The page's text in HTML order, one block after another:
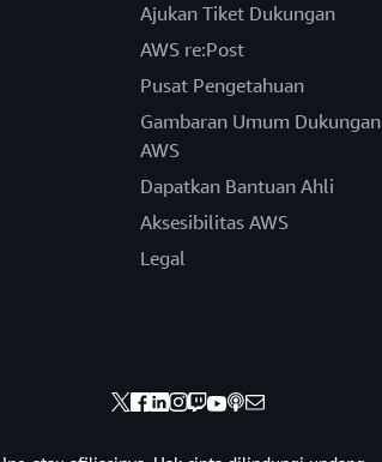
Ajukan Tiket Dukungan
AWS re:Post
Pusat Pengetahuan
Gambaran Umum Dukungan
AWS
Dapatkan Bantuan Ahli
Aksesibilitas AWS
Legal